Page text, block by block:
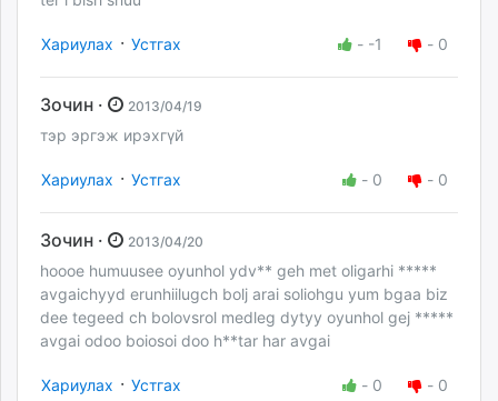
Хариулах · Устгах - -1 - 0
Зочин · 2013/04/19
тэр эргэж ирэхгүй
Хариулах · Устгах - 0 - 0
Зочин · 2013/04/20
hoooe humuusee oyunhol ydv** geh met oligarhi *****
avgaichyyd erunhiilugch bolj arai soliohgu yum bgaa biz
dee tegeed ch bolovsrol medleg dytyy oyunhol gej *****
avgai odoo boiosoi doo h**tar har avgai
Хариулах · Устгах - 0 - 0